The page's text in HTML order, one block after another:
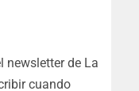
newsletter de La
cuando